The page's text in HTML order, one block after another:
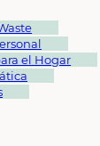
el Hogar